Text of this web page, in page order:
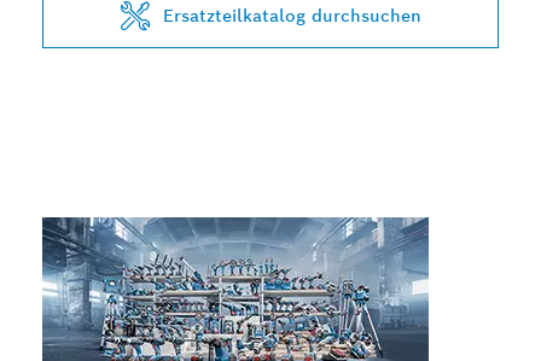
Ersatzteilkatalog durchsuchen